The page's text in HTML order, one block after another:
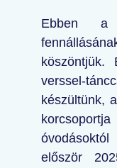
Ebben a
köszöntjük.
verssel-
készültünk,
korcsoportja
először